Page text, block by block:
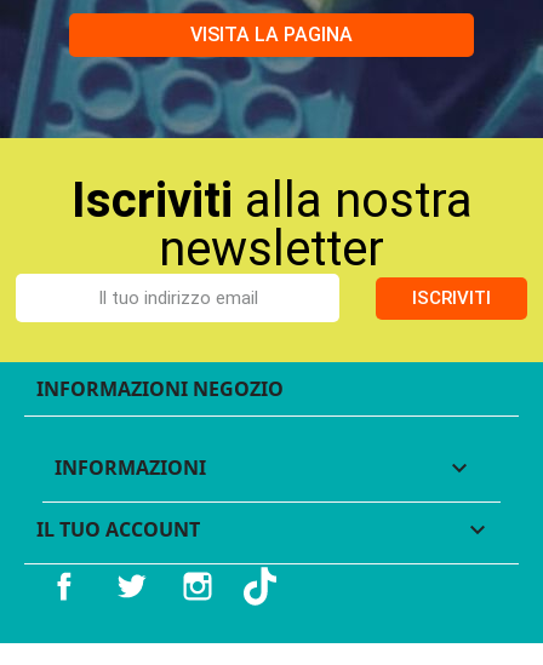
VISITA LA PAGINA
Iscriviti alla nostra
newsletter
ISCRIVITI
INFORMAZIONI NEGOZIO
INFORMAZIONI 
IL TUO ACCOUNT 
Facebook Twitter Instagram